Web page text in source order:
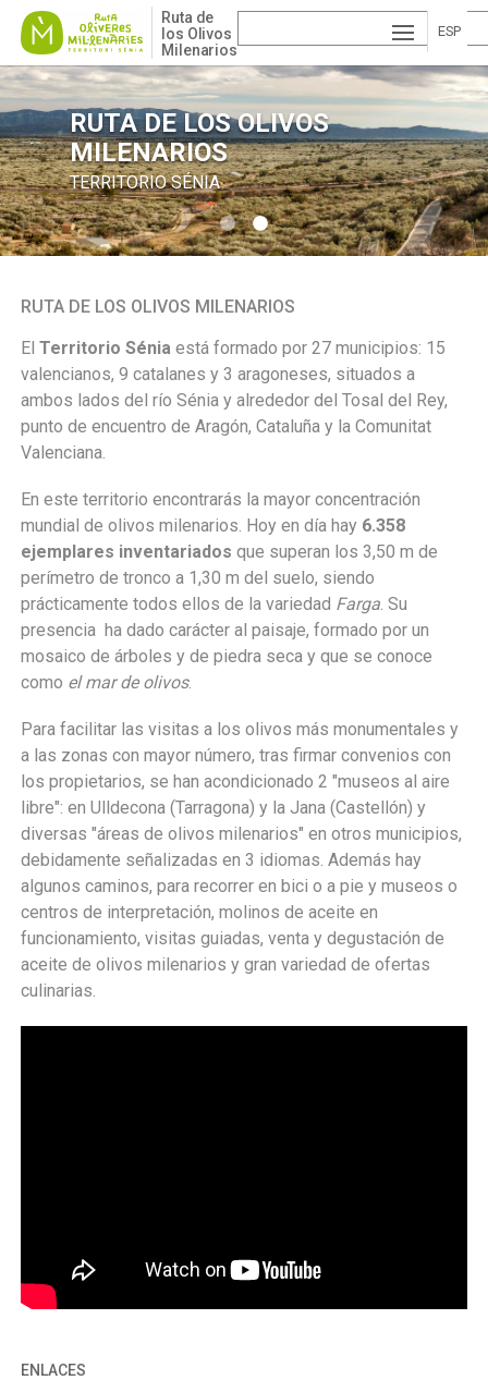
Pasar
contenido
principal
Ruta de
los Olivos
Milenarios
ESP
AÑ
EN
SH
LE
NCI
À
RUTA DE LOS OLIVOS
MILENARIOS
TERRITORIO SÉNIA
RUTA DE LOS OLIVOS
MILENARIOS
TERRITORIO SÉNIA
RUTA DE LOS OLIVOS MILENARIOS
ElTerritorio Sénia está formado por 27 municipios: 15
valencianos, 9 catalanes y 3 aragoneses, situados a
ambos lados del río Sénia y alrededor del Tosal del Rey,
punto de encuentro de Aragón, Cataluña y la Comunitat
Valenciana.
En este territorio encontrarás la mayor concentración
mundial de olivos milenarios. Hoy en día hay 6.358
ejemplares inventariados que superan los 3,50 m de
perímetro de tronco a 1,30 m del suelo, siendo
prácticamente todos ellos de la variedad Farga. Su
presencia ha dado carácter al paisaje, formado por un
mosaico de árboles y de piedra seca y que se conoce
como el mar de olivos.
Para facilitar las visitas a los olivos más monumentales y
a las zonas con mayor número, tras firmar convenios con
los propietarios, se han acondicionado 2 "museos al aire
libre": en Ulldecona (Tarragona) y la Jana (Castellón) y
diversas "áreas de olivos milenarios" en otros municipios,
debidamente señalizadas en 3 idiomas. Además hay
algunos caminos, para recorrer en bici o a pie ymuseos o
centros de interpretación, molinos de aceite en
funcionamiento, visitas guiadas, venta y degustación de
aceite de olivos milenarios y gran variedad de ofertas
culinarias.
ENLACES